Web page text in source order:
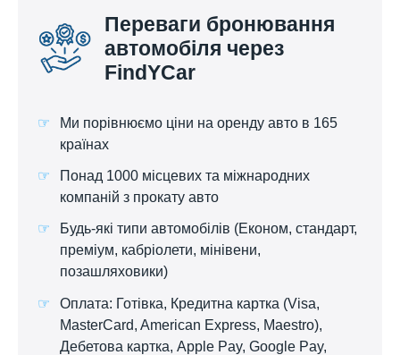
Переваги бронювання
автомобіля через
FindYCar
Ми порівнюємо ціни на оренду авто в 165
країнах
Понад 1000 місцевих та міжнародних
компаній з прокату авто
Будь-які типи автомобілів (Економ, стандарт,
преміум, кабріолети, мінівени,
позашляховики)
Оплата: Готівка, Кредитна картка (Visa,
MasterCard, American Express, Maestro),
Дебетова картка, Apple Pay, Google Pay,